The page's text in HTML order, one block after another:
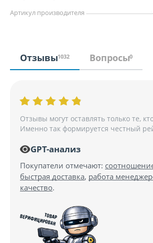
Артикул производителя
Отзывы1032 Вопросы0
Отзывы могут оставлять только те,
Именно так формируется честный
GPT-анализ
Покупатели отмечают:
быстрая доставка, работа
качество.